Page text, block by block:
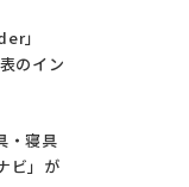
」
のイン
・寝具
ビ」が